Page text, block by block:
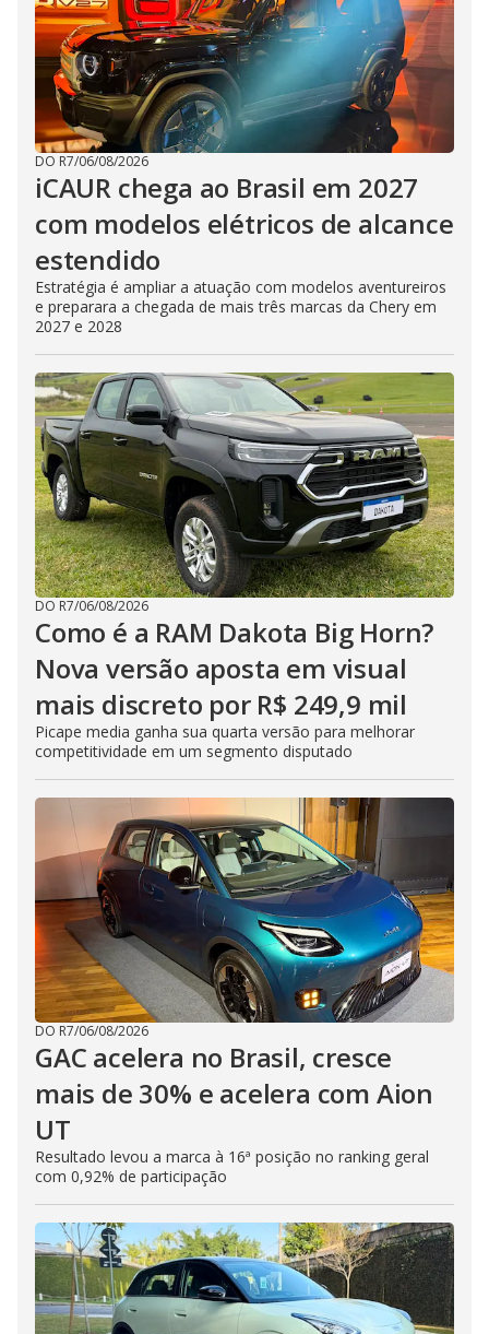
DO R7/06/08/2026
iCAUR chega ao Brasil em 2027
com modelos elétricos de alcance
estendido
Estratégia é ampliar a atuação com modelos aventureiros
e preparara a chegada de mais três marcas da Chery em
2027 e 2028
DO R7/06/08/2026
Como é a RAM Dakota Big Horn?
Nova versão aposta em visual
mais discreto por R$ 249,9 mil
Picape media ganha sua quarta versão para melhorar
competitividade em um segmento disputado
DO R7/06/08/2026
GAC acelera no Brasil, cresce
mais de 30% e acelera com Aion
UT
Resultado levou a marca à 16ª posição no ranking geral
com 0,92% de participação